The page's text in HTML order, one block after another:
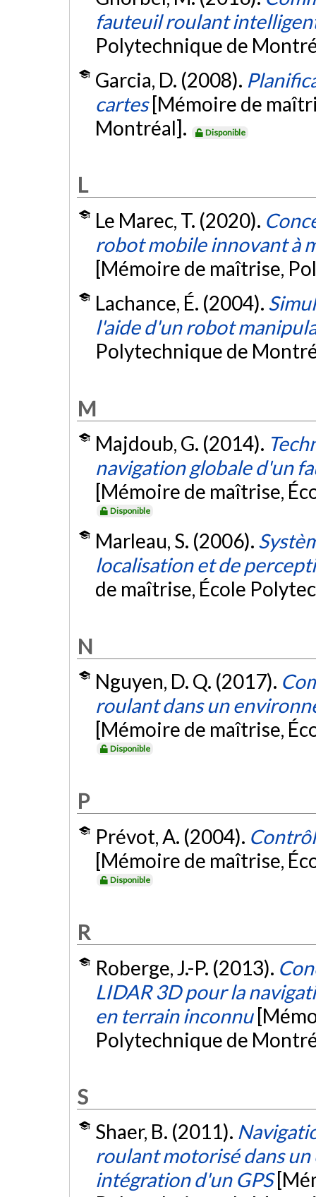
fauteuil roulant
Polytechnique de
Garcia, D. (2008).
cartes [Mémoire de
Montréal].
Disponible
L
Le Marec, T. (2020).
robot mobile innovant à
[Mémoire de maîtrise,
Lachance, É. (2004).
l'aide d'un robot
Polytechnique de
M
Majdoub, G. (2014).
navigation globale d'un
[Mémoire de maîtrise,
Disponible
Marleau, S. (2006).
localisation et de
de maîtrise, École
N
Nguyen, D. Q. (2017).
roulant dans un
[Mémoire de maîtrise,
Disponible
P
Prévot, A. (2004).
[Mémoire de maîtrise,
Disponible
R
Roberge, J.-P. (2013).
LIDAR 3D pour la
en terrain inconnu
Polytechnique de
S
Shaer, B. (2011).
roulant motorisé dans
intégration d'un GPS